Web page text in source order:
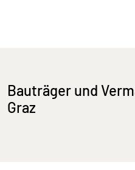
Bauträger und
Graz